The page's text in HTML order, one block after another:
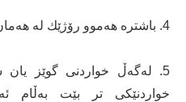
4. باشترە هەموو رۆژێك لە هەمان كاتدا بیخۆیت.
5. لەگەڵ خواردنی گوێز یان
خواردنێكی تر بێت بەڵام